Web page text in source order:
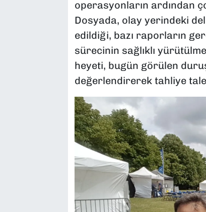
operasyonların ardından
Dosyada, olay yerindeki
edildiği, bazı raporların
sürecinin sağlıklı
heyeti, bugün görülen
değerlendirerek tahliye